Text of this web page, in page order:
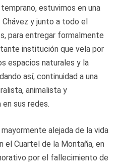
estuvimos en una
y junto a todo el
para entregar formalmente
institución que vela por
espacios naturales y la
así, continuidad a una
animalista y
sus redes.
alejada de la vida
el Cuartel de la Montaña, en
por el fallecimiento de